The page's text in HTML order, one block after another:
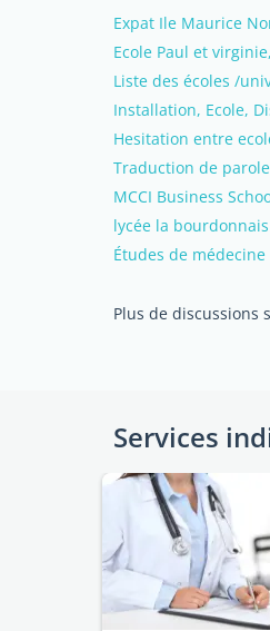
Expat Ile Maurice
Ecole Paul et
Liste des écoles /
Installation, Ecole,
Hesitation entre
Traduction de
MCCI Business
lycée la
Études de médecine
Plus de discussions
Services